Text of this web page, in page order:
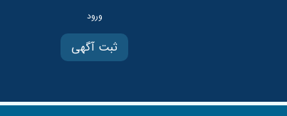
ثبت آگهی